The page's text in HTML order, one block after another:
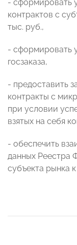
- сформировать
контрактов с
тыс. руб.,
- сформировать
госзаказа,
- предоставить
контракты с
при условии
взятых на себя
- обеспечить
данных Реестра
субъекта рынка